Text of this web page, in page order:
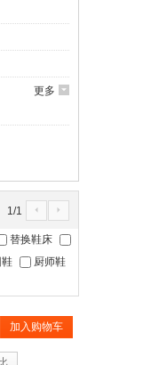
更多 6
1/1 4 5
替换鞋床
厨师鞋
加入购物车